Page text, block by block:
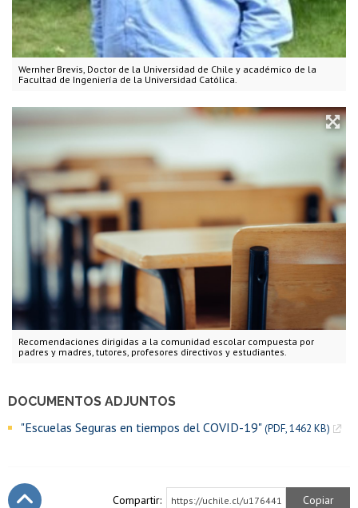
Wernher Brevis, Doctor de la Universidad de Chile y académico de la
Facultad de Ingeniería de la Universidad Católica.
Recomendaciones dirigidas a la comunidad escolar compuesta por
padres y madres, tutores, profesores directivos y estudiantes.
DOCUMENTOS ADJUNTOS
"Escuelas Seguras en tiempos del COVID-19"(PDF, 1462 KB)
Compartir: https://uchile.cl/u176441 Copiar